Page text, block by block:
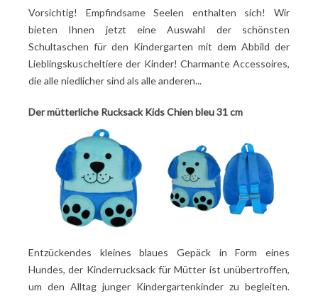
Vorsichtig! Empfindsame Seelen enthalten sich! Wir
bieten Ihnen jetzt eine Auswahl der schönsten
Schultaschen für den Kindergarten mit dem Abbild der
Lieblingskuscheltiere der Kinder! Charmante Accessoires,
die alle niedlicher sind als alle anderen...
Der mütterliche Rucksack Kids Chien bleu 31 cm
Entzückendes kleines blaues Gepäck in Form eines
Hundes, der Kinderrucksack für Mütter ist unübertroffen,
um den Alltag junger Kindergartenkinder zu begleiten.